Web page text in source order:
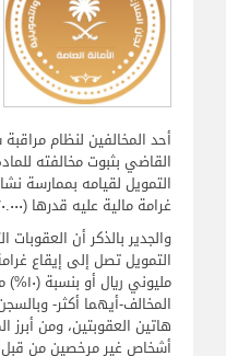
أحد المخالفين لنظام
القاضي بثبوت مخالفته
التمويل لقيامه بممارسة
غرامة مالية عليه قدرها (۷۰.۰۰۰ ريال) عن تلك المخالفة
والجدير بالذكر أن
المخالف-أيهما أكثر-
هاتين العقوبتين، ومن
أشخاص غير مرخصين من